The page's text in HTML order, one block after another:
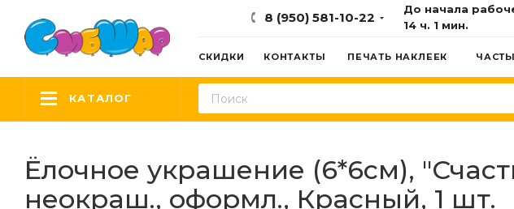
8 (950) 581-10-22
До начала
14 ч. 1 мин.
СКИДКИ КОНТАКТЫ ПЕЧАТЬ НАКЛЕЕК
КАТАЛОГ
Ёлочное украшение (6*6см),
неокраш., оформл., Красный, 1 шт.